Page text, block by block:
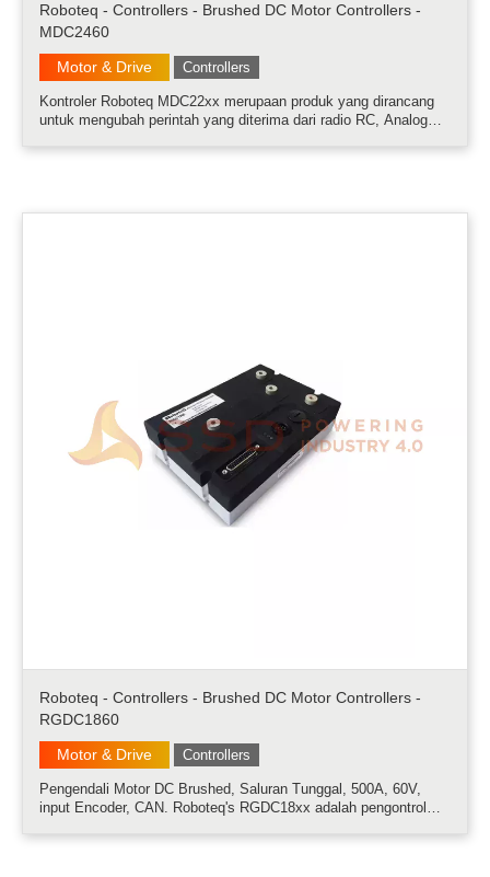
Roboteq - Controllers - Brushed DC Motor Controllers -
MDC2460
Motor & Drive
Controllers
Kontroler Roboteq MDC22xx merupaan produk yang dirancang
untuk mengubah perintah yang diterima dari radio RC, Analog
Roboteq - Controllers - Brushed DC Motor Controllers -
RGDC1860
Motor & Drive
Controllers
Pengendali Motor DC Brushed, Saluran Tunggal, 500A, 60V,
input Encoder, CAN. Roboteq's RGDC18xx adalah pengontrol